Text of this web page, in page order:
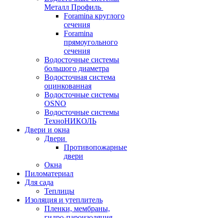
Металл Профиль
Foramina круглого
сечения
Foramina
прямоугольного
сечения
Водосточные системы
большого диаметра
Водосточная система
оцинкованная
Водосточные системы
OSNO
Водосточные системы
ТехноНИКОЛЬ
Двери и окна
Двери
Противопожарные
двери
Окна
Пиломатериал
Для сада
Теплицы
Изоляция и утеплитель
Пленки, мембраны,